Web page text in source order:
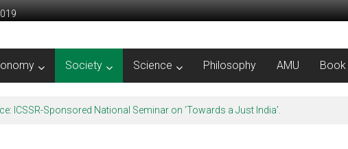
Society Science Philosophy AMU Book
ICSSR-Sponsored National Seminar on ‘Towards a Just India’.